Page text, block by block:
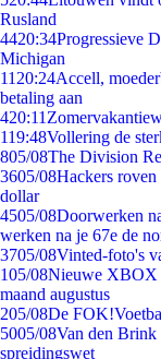
Rusland
4420:34Progressieve
Michigan
11 20:24Accell,
betaling aan
420:11
119:48Vollering de
805/08The Division
3605/08Hackers
dollar
4505/08Doorwerken
werken na je 67e de
3705/08Vinted-foto's
105/08Nieuwe XBOX
maand augustus
205/08De
5005/08Van den Brink
spreidingswet